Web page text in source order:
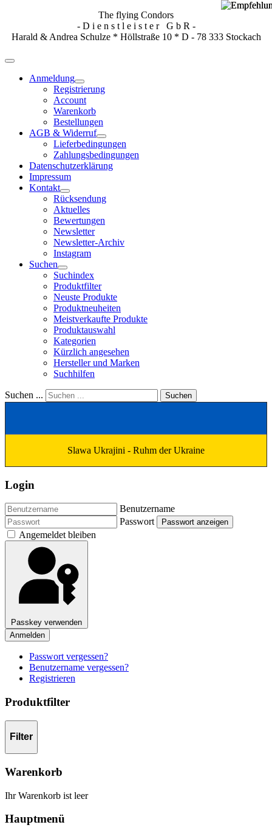
The flying Condors
- D i e n s t l e i s t e r G b R -
Harald & Andrea Schulze * Höllstraße 10 * D - 78 333 Stockach
Anmeldung
Registrierung
Account
Warenkorb
Bestellungen
AGB & Widerruf
Lieferbedingungen
Zahlungsbedingungen
Datenschutzerklärung
Impressum
Kontakt
Rücksendung
Aktuelles
Bewertungen
Newsletter
Newsletter-Archiv
Instagram
Suchen
Suchindex
Produktfilter
Neuste Produkte
Produktneuheiten
Meistverkaufte Produkte
Produktauswahl
Kategorien
Kürzlich angesehen
Hersteller und Marken
Suchhilfen
Suchen ... Suchen
Slawa Ukrajini - Ruhm der Ukraine
Login
Benutzername
Passwort
Passwort anzeigen
Angemeldet bleiben
Passkey verwenden
Anmelden
Passwort vergessen?
Benutzername vergessen?
Registrieren
Produktfilter
Filter
Warenkorb
Ihr Warenkorb ist leer
Hauptmenü